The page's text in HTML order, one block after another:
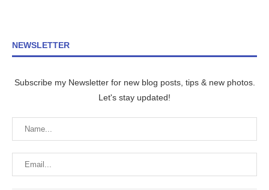
NEWSLETTER
Subscribe my Newsletter for new blog posts, tips & new photos.
Let's stay updated!